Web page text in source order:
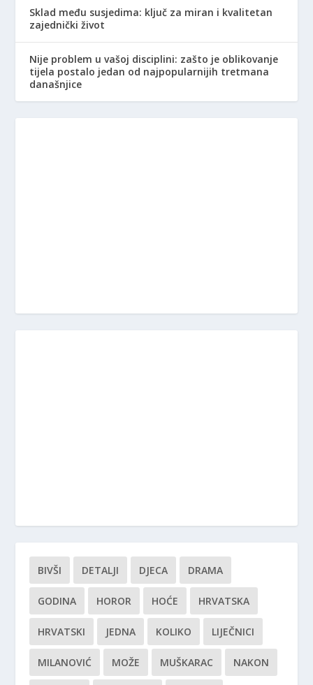
Sklad među susjedima: ključ za miran i kvalitetan
zajednički život
Nije problem u vašoj disciplini: zašto je oblikovanje
tijela postalo jedan od najpopularnijih tretmana
današnjice
BIVŠI DETALJI DJECA DRAMA
GODINA HOROR HOĆE HRVATSKA
HRVATSKI JEDNA KOLIKO LIJEČNICI
MILANOVIĆ MOŽE MUŠKARAC NAKON